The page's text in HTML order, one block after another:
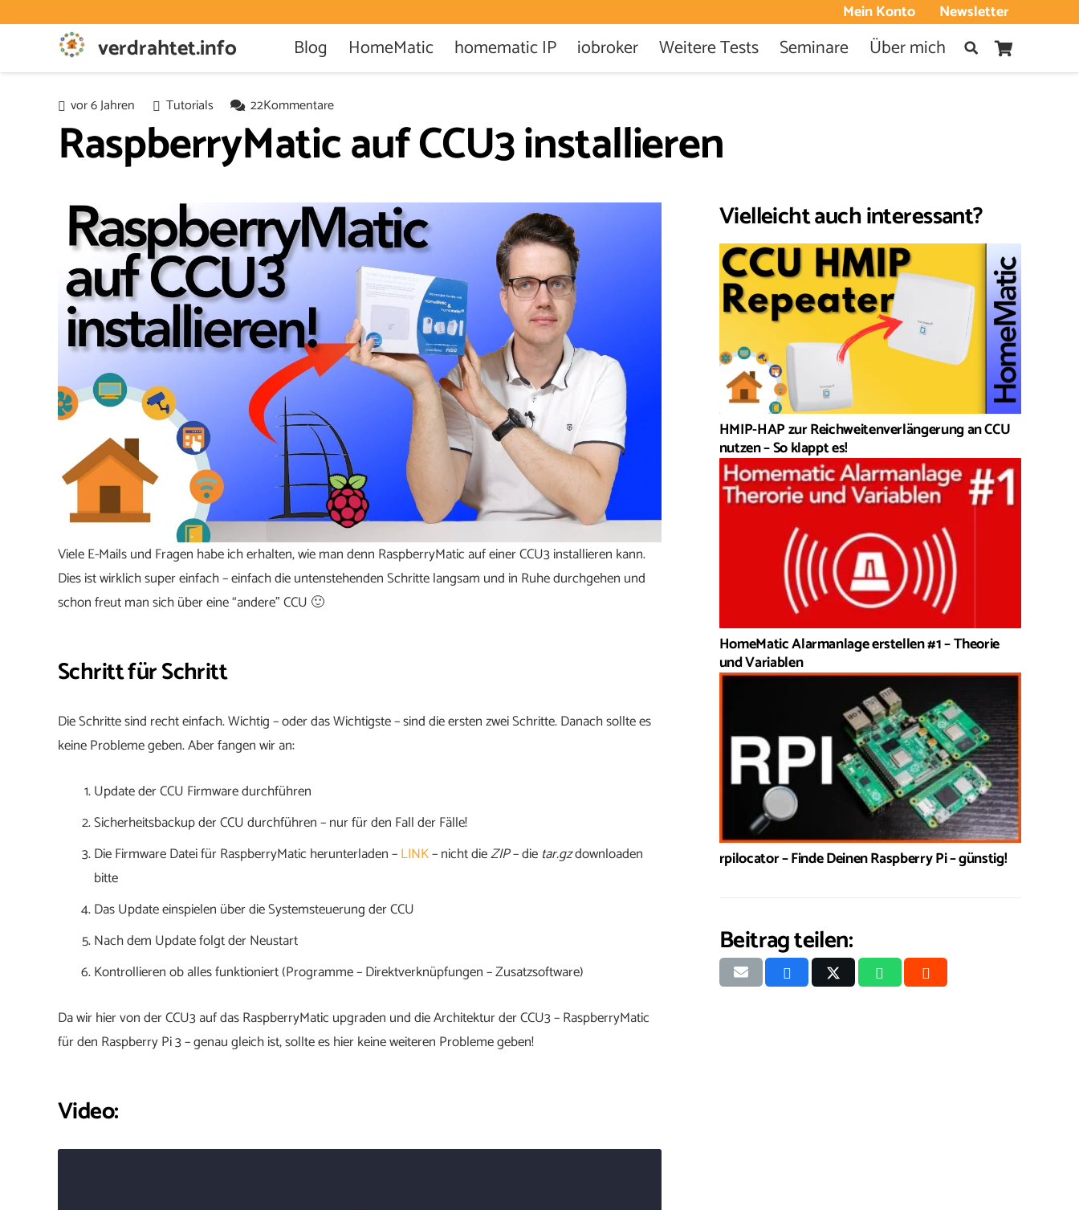
Mein Konto Newsletter
verdrahtet.info Blog HomeMatic homematic IP iobroker Weitere Tests Seminare Über mich
vor 6 Jahren Tutorials 22Kommentare
RaspberryMatic auf CCU3 installieren
Viele E-Mails und Fragen habe ich erhalten, wie man denn RaspberryMatic auf einer CCU3 installieren kann.
Dies ist wirklich super einfach – einfach die untenstehenden Schritte langsam und in Ruhe durchgehen und
schon freut man sich über eine “andere” CCU 🙂
Schritt für Schritt
Die Schritte sind recht einfach. Wichtig – oder das Wichtigste – sind die ersten zwei Schritte. Danach sollte es
keine Probleme geben. Aber fangen wir an:
Update der CCU Firmware durchführen
Sicherheitsbackup der CCU durchführen – nur für den Fall der Fälle!
Die Firmware Datei für RaspberryMatic herunterladen –LINK– nicht dieZIP– die tar.gzdownloaden
bitte
Das Update einspielen über die Systemsteuerung der CCU
Nach dem Update folgt der Neustart
Kontrollieren ob alles funktioniert (Programme – Direktverknüpfungen – Zusatzsoftware)
Da wir hier von der CCU3 auf das RaspberryMatic upgraden und die Architektur der CCU3 – RaspberryMatic
für den Raspberry Pi 3 – genau gleich ist, sollte es hier keine weiteren Probleme geben!
Video:
Vielleicht auch interessant?
HMIP-HAP zur Reichweitenverlängerung an CCU
nutzen – So klappt es!
HomeMatic Alarmanlage erstellen #1 – Theorie
und Variablen
rpilocator – Finde Deinen Raspberry Pi – günstig!
Beitrag teilen: